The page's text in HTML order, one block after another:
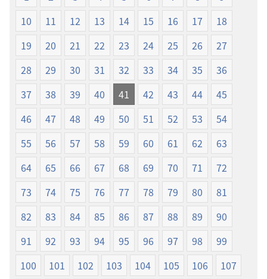
界
10
11 12 13 14 15 16 17
18
19
20 21 22 23 24 25 26
27
28
29 30 31 32 33 34 35
36
37
38 39 40 41 42 43 44
45
46
47 48 49 50 51 52 53
54
55
56 57 58 59 60 61 62
63
64
65 66 67 68 69 70 71
72
73
74 75 76 77 78 79 80
81
82
83 84 85 86 87 88 89
90
91
92 93 94 95 96 97 98
99
100
101 102 103 104 105 106
107